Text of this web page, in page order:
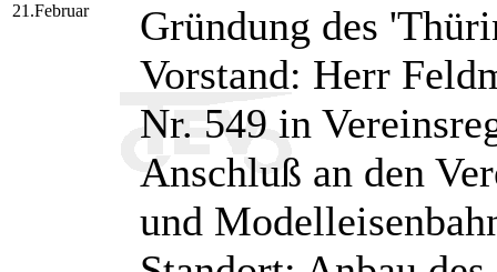
21.Februar
Gründung des
Vorstand: Herr
Nr. 549 in
Anschluß an den
und